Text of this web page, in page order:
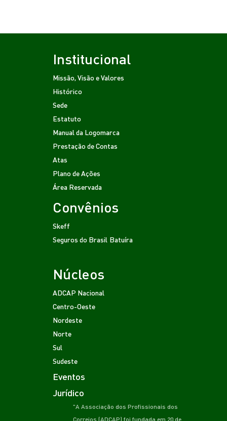
Institucional
Missão, Visão e Valores
Histórico
Sede
Estatuto
Manual da Logomarca
Prestação de Contas
Atas
Plano de Ações
Área Reservada
Convênios
Skeff
Seguros do Brasil Batuíra
Núcleos
ADCAP Nacional
Centro-Oeste
Nordeste
Norte
Sul
Sudeste
Eventos
Jurídico
"A Associação dos Profissionais dos
Correios (ADCAP) foi fundada em 20 de